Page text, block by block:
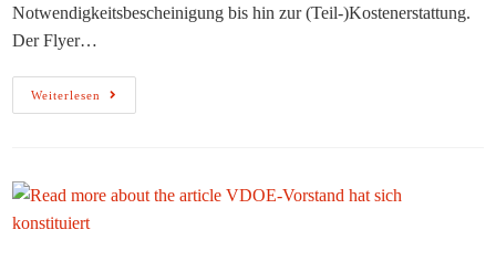
Notwendigkeitsbescheinigung bis hin zur (Teil-)Kostenerstattung.
Der Flyer…
Weiterlesen
Der
Print